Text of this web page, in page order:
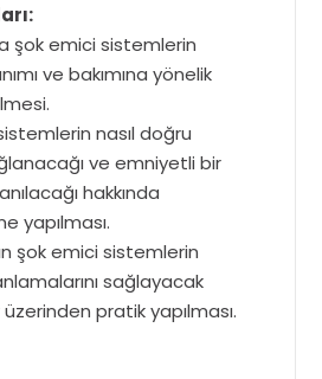
şok emici sistemlerin
ve bakımına yönelik
nasıl doğru
ve emniyetli bir
hakkında
yapılması.
şok emici sistemlerin
sağlayacak
pratik yapılması.